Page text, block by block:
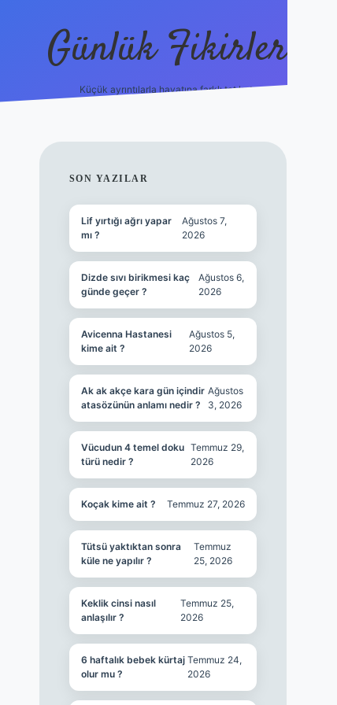
Günlük Fikirler
Küçük ayrıntılarla hayatına farklı tat kat.
SIDEBAR
SON YAZILAR
Lif yırtığı ağrı yapar
mı ?
Ağustos 7,
2026
Dizde sıvı birikmesi kaç
günde geçer ?
Ağustos 6,
2026
Avicenna Hastanesi
kime ait ?
Ağustos 5,
2026
Ak ak akçe kara gün içindir
atasözünün anlamı nedir ?
Ağustos
3, 2026
Vücudun 4 temel doku
türü nedir ?
Temmuz 29,
2026
Koçak kime ait ? Temmuz 27, 2026
Tütsü yaktıktan sonra
küle ne yapılır ?
Temmuz
25, 2026
Keklik cinsi nasıl
anlaşılır ?
Temmuz 25,
2026
6 haftalık bebek kürtaj
olur mu ?
Temmuz 24,
2026
ilbet yeni